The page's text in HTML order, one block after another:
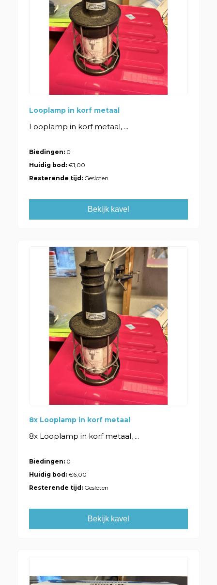
Looplamp in korf metaal
Looplamp in korf metaal, ...
Biedingen: 0
Huidig bod:€1,00
Resterende tijd: Gesloten
Bekijk kavel
8x Looplamp in korf metaal
8x Looplamp in korf metaal, ...
Biedingen: 0
Huidig bod:€6,00
Resterende tijd: Gesloten
Bekijk kavel